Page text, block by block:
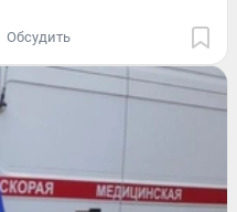
Обсудить